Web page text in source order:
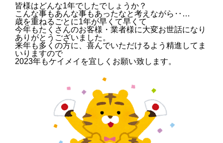
皆様はどんな1年でしたでしょうか？
こんな事もあんな事もあったなと考えながら‥…
歳を重ねるごとに1年が早くて早くて
今年もたくさんのお客様・業者様に大変お世話になり
ありがとうございました。
来年も多くの方に、喜んでいただけるよう精進してま
いりますので
2023年もケイメイを宜しくお願い致します。